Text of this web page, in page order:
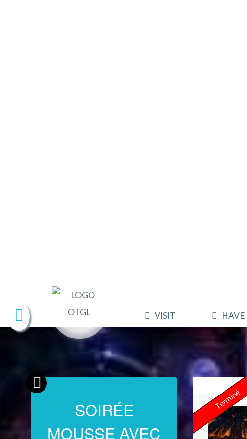
VISIT HAVE
SOIRÉE
MOUSSE AVEC
Terminé